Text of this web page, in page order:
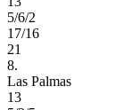
5/6/2
17/16
21
8.
Las Palmas
13